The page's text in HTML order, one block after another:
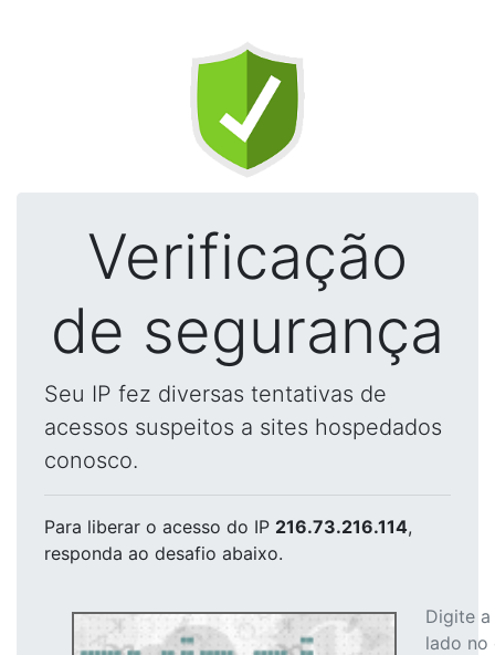
Verificação
de segurança
Seu IP fez diversas tentativas de
acessos suspeitos a sites hospedados
conosco.
Para liberar o acesso do IP 216.73.216.114,
responda ao desafio abaixo.
Digite
lado no